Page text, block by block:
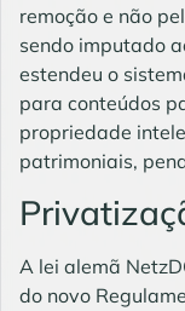
remoção e não
sendo imputado
estendeu o
para conteúdos
propriedade
patrimoniais,
A lei alemã
do novo